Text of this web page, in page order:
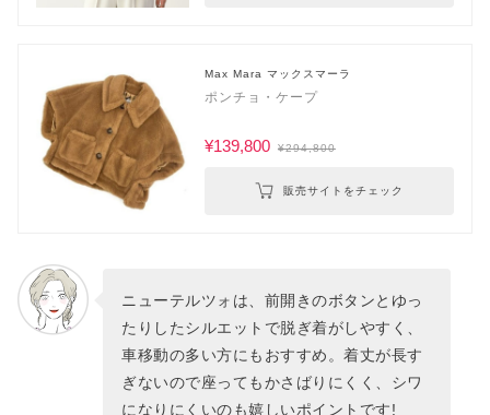
Max Mara マックスマーラ
ポンチョ・ケープ
¥139,800 ¥294,800
販売サイトをチェック
ニューテルツォは、前開きのボタンとゆっ
たりしたシルエットで脱ぎ着がしやすく、
車移動の多い方にもおすすめ。着丈が長す
ぎないので座ってもかさばりにくく、シワ
になりにくいのも嬉しいポイントです!